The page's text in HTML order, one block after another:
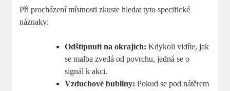
Při procházení místnosti zkuste hledat tyto specifické
náznaky:
Odštípnutí na okrajích: Kdykoli vidíte, jak
se malba zvedá od povrchu, jedná se o
signál k akci.
Vzduchové bubliny: Pokud se pod nátěrem